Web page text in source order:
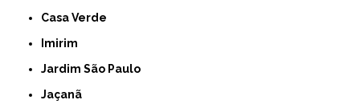
Casa Verde
Imirim
Jardim São Paulo
Jaçanã